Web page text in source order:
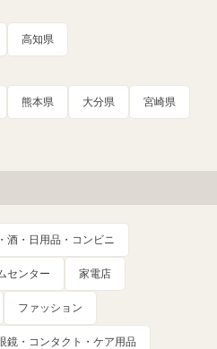
高知県
熊本県 大分県 宮崎県
酒・日用品・コンビニ
センター 家電店
ファッション
鏡・コンタクト・ケア用品